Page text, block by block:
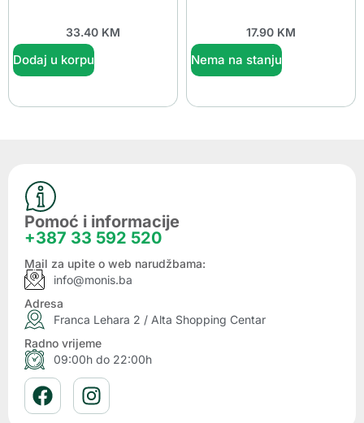
33.40 KM
Dodaj u korpu
17.90 KM
Nema na stanju
Pomoć i informacije
+387 33 592 520
Mail za upite o web narudžbama:
info@monis.ba
Adresa
Franca Lehara 2 / Alta Shopping Centar
Radno vrijeme
09:00h do 22:00h